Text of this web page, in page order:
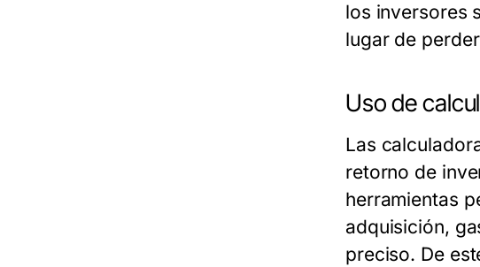
los inversores
lugar de
Uso de
Las
retorno de
herramientas
adquisición,
preciso. De